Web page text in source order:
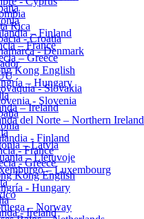
– Finland
– France
– Greece
Kong English
– Hungary
– Ireland
del Norte – Northern Ireland
– Latvia
– Lietuvoje
– Luxembourg
– Norway
Rica
- Croatia
- Denmark
- Slovakia
- Slovenia
- Finland
- France
- Greece
Kong English
- Hungary
- Ireland